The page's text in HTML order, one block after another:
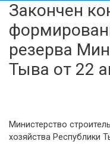
Закончен
резерва
Тыва от 22
Министерство
хозяйства Республики